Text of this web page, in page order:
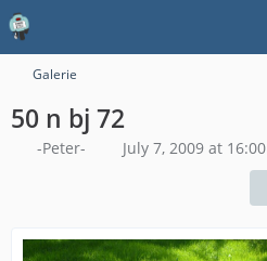
Galerie
50 n bj 72
-Peter- July 7, 2009 at 16:00